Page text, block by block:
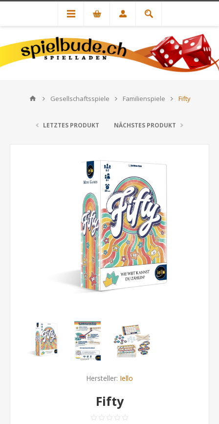
Gesellschaftsspiele Familienspiele Fifty
LETZTES PRODUKT NÄCHSTES PRODUKT
Hersteller: Iello
Fifty